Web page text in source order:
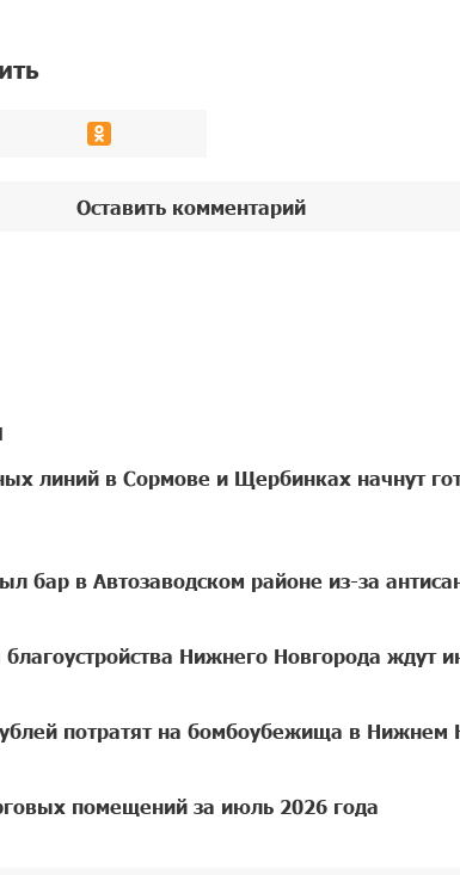
Оставить комментарий
линий в Сормове и Щербинках начнут
бар в Автозаводском районе из-за
Нижнего Новгорода ждут
потратят на бомбоубежища в Нижнем
помещений за июль 2026 года